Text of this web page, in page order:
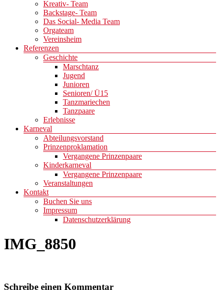
Kreativ- Team
Backstage- Team
Das Social- Media Team
Orgateam
Vereinsheim
Referenzen
Geschichte
Marschtanz
Jugend
Junioren
Senioren/ Ü15
Tanzmariechen
Tanzpaare
Erlebnisse
Karneval
Abteilungsvorstand
Prinzenproklamation
Vergangene Prinzenpaare
Kinderkarneval
Vergangene Prinzenpaare
Veranstaltungen
Kontakt
Buchen Sie uns
Impressum
Datenschutzerklärung
IMG_8850
Schreibe einen Kommentar